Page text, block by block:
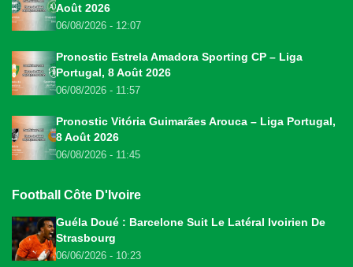
Août 2026
06/08/2026 - 12:07
Pronostic Estrela Amadora Sporting CP – Liga
Portugal, 8 Août 2026
06/08/2026 - 11:57
Pronostic Vitória Guimarães Arouca – Liga Portugal,
8 Août 2026
06/08/2026 - 11:45
Football Côte D'Ivoire
Guéla Doué : Barcelone Suit Le Latéral Ivoirien De
Strasbourg
06/06/2026 - 10:23